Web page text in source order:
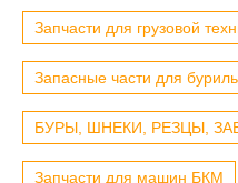
Запчасти для грузовой
Запасные части для
БУРЫ, ШНЕКИ, РЕЗЦЫ,
Запчасти для машин БКМ